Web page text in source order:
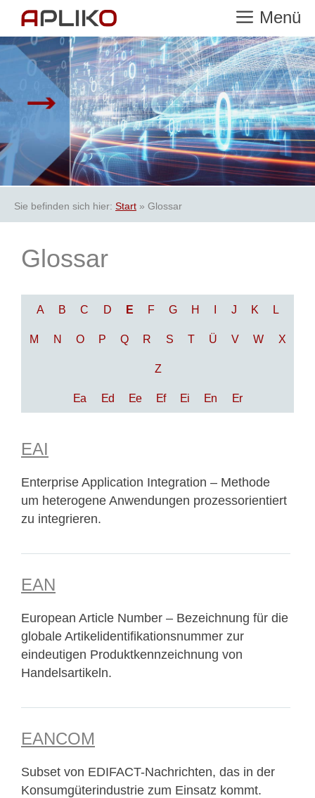
Zum
Inhalt
springen
Menü
Sie befinden sich hier: Start » Glossar
Glossar
A B C D E F G H I J K L
M N O P Q R S T Ü V W X
Z
Ea Ed Ee Ef Ei En Er
EAI
Enterprise Application Integration – Methode
um heterogene Anwendungen prozessorientiert
zu integrieren.
EAN
European Article Number – Bezeichnung für die
globale Artikelidentifikationsnummer zur
eindeutigen Produktkennzeichnung von
Handelsartikeln.
EANCOM
Subset von EDIFACT-Nachrichten, das in der
Konsumgüterindustrie zum Einsatz kommt.